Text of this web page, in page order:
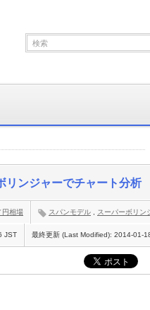
リンジャーでチャート分析
スパンモデル スーパーボリン
円相場
最終更新 (Last Modified): 2014-01-
JST